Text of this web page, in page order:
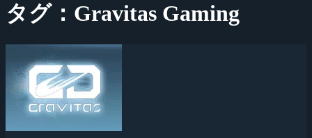
タグ：Gravitas Gaming